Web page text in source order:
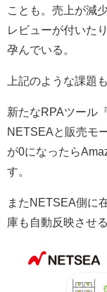
ことも。売上が減
レビューが付いた
孕んでいる。
上記のような課題
新たなRPAツール
NETSEAと販売モ
が0になったら
す。
またNETSEA側に
庫も自動反映させ